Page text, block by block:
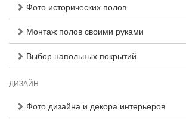
Фото исторических полов
Монтаж полов своими руками
Выбор напольных покрытий
ДИЗАЙН
Фото дизайна и декора интерьеров